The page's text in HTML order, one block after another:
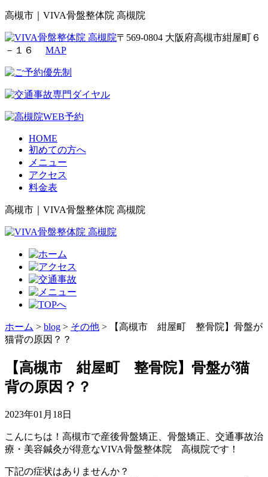
高槻市｜VIVA骨盤整体院 高槻院
〒569-0804 大阪府高槻市紺屋町６
－１６ MAP
HOME
初めての方へ
メニュー
アクセス
料金表
高槻市｜VIVA骨盤整体院 高槻院
ホーム > blog > その他 >
【高槻市 紺屋町 整骨院】骨盤が
猫背の原因？？
【高槻市 紺屋町 整骨院】骨盤が猫
背の原因？？
2023年01月18日
こんにちは！高槻市で産後骨盤矯正、骨盤矯正、交通事故治
療・美容鍼灸が得意なVIVA骨盤整体院 高槻院です！
下記の症状はありませんか？